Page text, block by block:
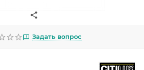
Задать вопрос